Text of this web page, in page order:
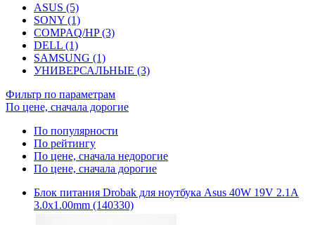
ASUS (5)
SONY (1)
COMPAQ/HP (3)
DELL (1)
SAMSUNG (1)
УНИВЕРСАЛЬНЫЕ (3)
Фильтр по параметрам
По цене, сначала дорогие
По популярности
По рейтингу
По цене, сначала недорогие
По цене, сначала дорогие
Блок питания Drobak для ноутбука Asus 40W 19V 2.1A
3.0x1.00mm (140330)